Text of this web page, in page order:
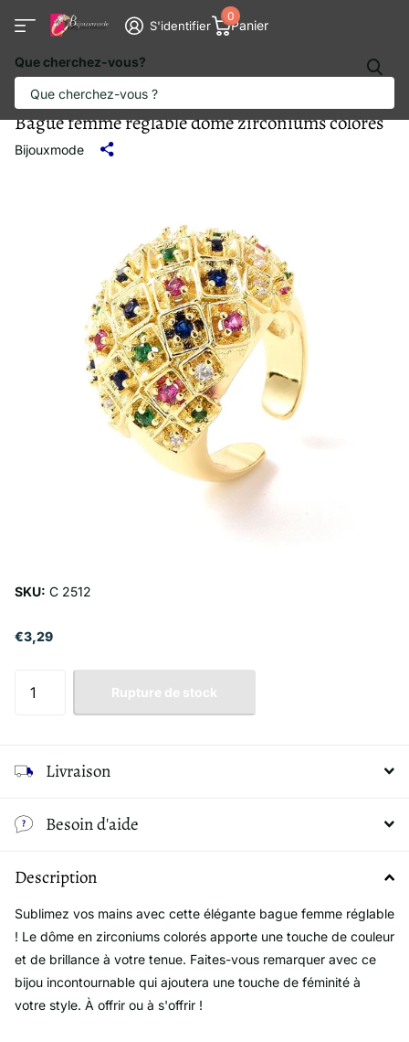
Que cherchez-vous?
S'identifier Panier
0
Bague femme réglable dome zirconiums colorés
Bijouxmode
SKU: C 2512
€3,29
Rupture de stock
Livraison
Besoin d'aide
Description
Sublimez vos mains avec cette élégante bague femme réglable
! Le dôme en zirconiums colorés apporte une touche de couleur
et de brillance à votre tenue. Faites-vous remarquer avec ce
bijou incontournable qui ajoutera une touche de féminité à
votre style. À offrir ou à s'offrir !